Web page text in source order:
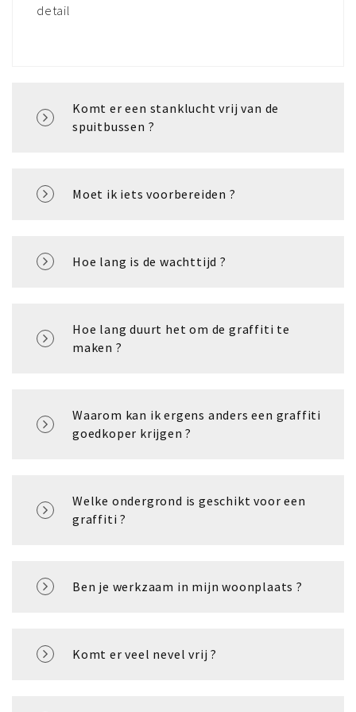
detail
Komt er een stanklucht vrij van de
spuitbussen ?
Moet ik iets voorbereiden ?
Hoe lang is de wachttijd ?
Hoe lang duurt het om de graffiti te
maken ?
Waarom kan ik ergens anders een graffiti
goedkoper krijgen ?
Welke ondergrond is geschikt voor een
graffiti ?
Ben je werkzaam in mijn woonplaats ?
Komt er veel nevel vrij ?